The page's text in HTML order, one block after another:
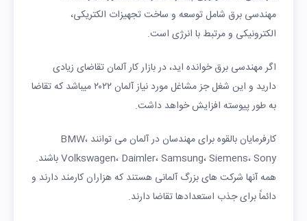
مهندسی برق شامل توسعه و ساخت تجهیزات الکتریکی،
الکترونیکی و مرتبط با انرژی است.
اگر مهندسی برق خوانده اید، در بازار کار آلمان تقاضای زیادی
دارید و این شغل جز مشاغل مورد نیاز آلمان ۲۰۲۲ میباشد که تقاضا
به طور پیوسته افزایش خواهد داشت.
کارفرمایان بالقوه برای مهندسان در آلمان می توانند BMW،
Volkswagen، Daimler، Samsung، Siemens، Sony باشند.
همه آنها شرکت های بزرگ آلمانی هستند که هزاران کارمند دارند و
دائماً برای جذب استعدادها تقاضا دارند.